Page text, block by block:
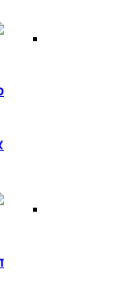
סאב
דומיינים